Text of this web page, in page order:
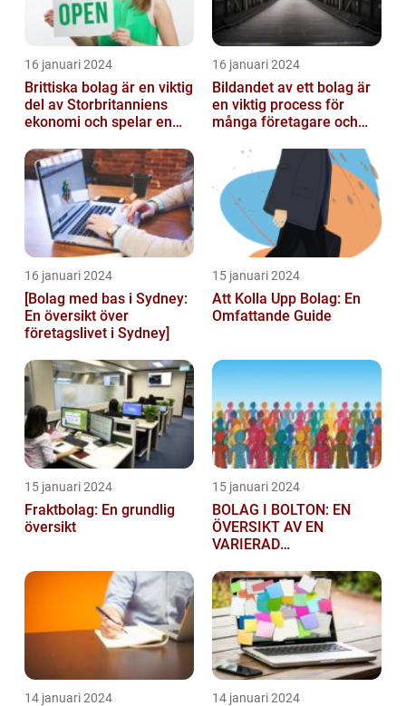
16 januari 2024
Brittiska bolag är en viktig
del av Storbritanniens
ekonomi och spelar en
landets...
16 januari 2024
Bildandet av ett bolag är
en viktig process för
många företagare och
starta ...
16 januari 2024
[Bolag med bas i Sydney:
En översikt över
företagslivet i Sydney]
15 januari 2024
Att Kolla Upp Bolag: En
Omfattande Guide
15 januari 2024
Fraktbolag: En grundlig
översikt
15 januari 2024
BOLAG I BOLTON: EN
ÖVERSIKT AV EN
VARIERAD
14 januari 2024 14 januari 2024